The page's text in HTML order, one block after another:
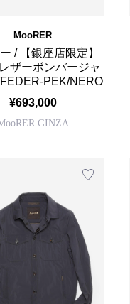
MooRER
/ 【銀座店限定】
ザーボンバージャ
PEK/NERO
¥693,000
GINZA